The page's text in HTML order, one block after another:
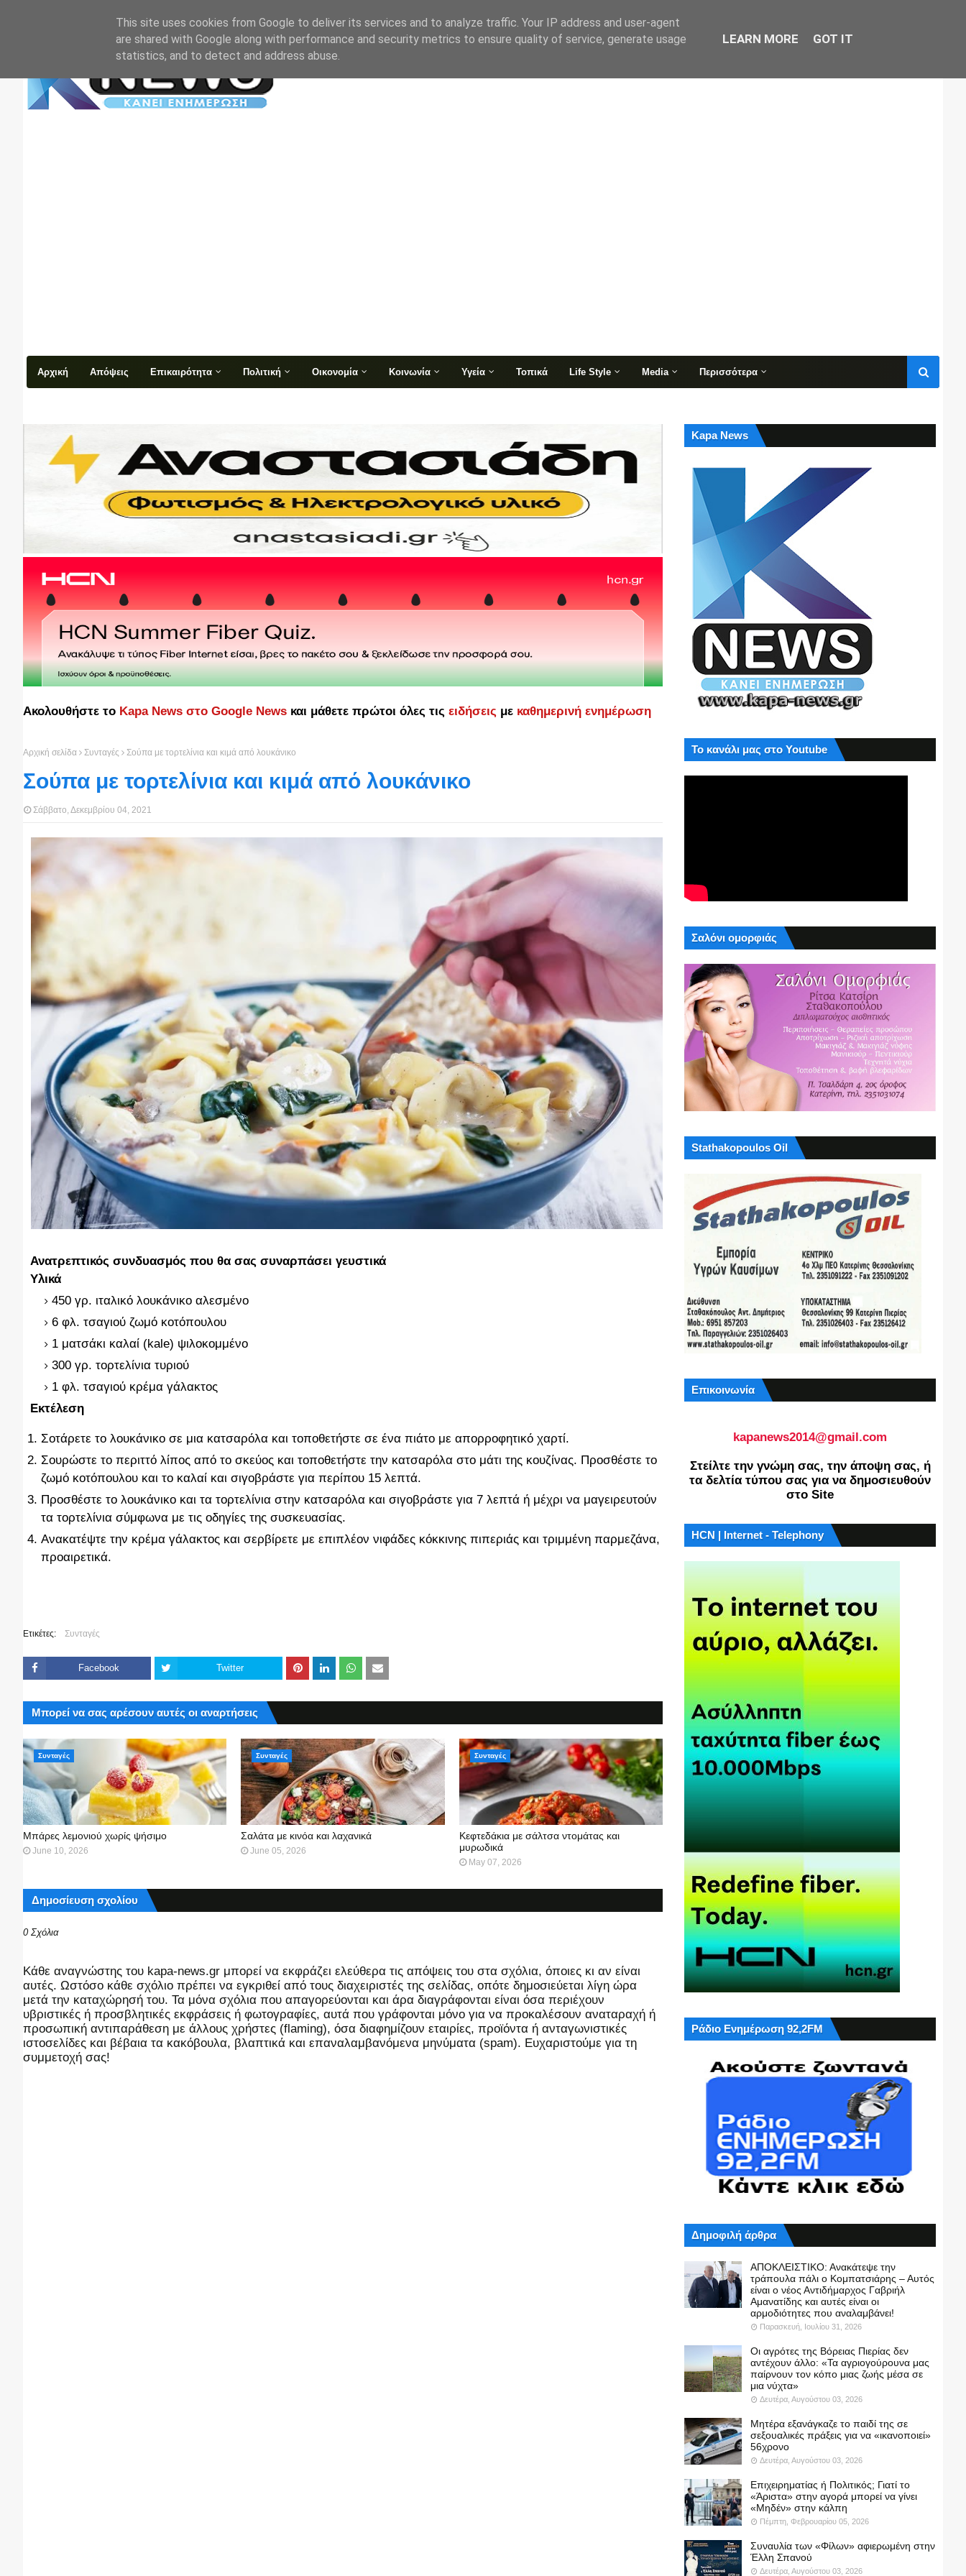
Αρχική Απόψεις Επικαιρότητα Πολιτική Οικονομία Κοινωνία Υγεία Τοπικά Life Style Media Περισσότερα
Ακολουθήστε το Kapa News στο Google News και μάθετε πρώτοι όλες τις ειδήσεις με καθημερινή ενημέρωση
Αρχική σελίδα Συνταγές Σούπα με τορτελίνια και κιμά από λουκάνικο
Σούπα με τορτελίνια και κιμά από λουκάνικο
Σάββατο, Δεκεμβρίου 04, 2021
Ανατρεπτικός συνδυασμός που θα σας συναρπάσει γευστικά
Υλικά
450 γρ. ιταλικό λουκάνικο αλεσμένο
6 φλ. τσαγιού ζωμό κοτόπουλου
1 ματσάκι καλαί (kale) ψιλοκομμένο
300 γρ. τορτελίνια τυριού
1 φλ. τσαγιού κρέμα γάλακτος
Εκτέλεση
Σοτάρετε το λουκάνικο σε μια κατσαρόλα και τοποθετήστε σε ένα πιάτο με απορροφητικό χαρτί.
Σουρώστε το περιττό λίπος από το σκεύος και τοποθετήστε την κατσαρόλα στο μάτι της κουζίνας. Προσθέστε το
ζωμό κοτόπουλου και το καλαί και σιγοβράστε για περίπου 15 λεπτά.
Προσθέστε το λουκάνικο και τα τορτελίνια στην κατσαρόλα και σιγοβράστε για 7 λεπτά ή μέχρι να μαγειρευτούν
τα τορτελίνια σύμφωνα με τις οδηγίες της συσκευασίας.
Ανακατέψτε την κρέμα γάλακτος και σερβίρετε με επιπλέον νιφάδες κόκκινης πιπεριάς και τριμμένη παρμεζάνα,
προαιρετικά.
Ετικέτες: Συνταγές
Facebook Twitter
Μπορεί να σας αρέσουν αυτές οι αναρτήσεις
Συνταγές
Μπάρες λεμονιού χωρίς ψήσιμο
June 10, 2026
Συνταγές
Σαλάτα με κινόα και λαχανικά
June 05, 2026
Συνταγές
Κεφτεδάκια με σάλτσα ντομάτας και
μυρωδικά
May 07, 2026
Δημοσίευση σχολίου
0 Σχόλια
Kάθε αναγνώστης του kapa-news.gr μπορεί να εκφράζει ελεύθερα τις απόψεις του στα σχόλια, όποιες κι αν είναι
αυτές. Ωστόσο κάθε σχόλιο πρέπει να εγκριθεί από τους διαχειριστές της σελίδας, οπότε δημοσιεύεται λίγη ώρα
μετά την καταχώρησή του. Τα μόνα σχόλια που απαγορεύονται και άρα διαγράφονται είναι όσα περιέχουν
υβριστικές ή προσβλητικές εκφράσεις ή φωτογραφίες, αυτά που γράφονται μόνο για να προκαλέσουν αναταραχή ή
προσωπική αντιπαράθεση με άλλους χρήστες (flaming), όσα διαφημίζουν εταιρίες, προϊόντα ή ανταγωνιστικές
ιστοσελίδες και βέβαια τα κακόβουλα, βλαπτικά και επαναλαμβανόμενα μηνύματα (spam). Ευχαριστούμε για τη
συμμετοχή σας!
Kapa News
Το κανάλι μας στο Youtube
Σαλόνι ομορφιάς
Stathakopoulos Oil
Επικοινωνία
kapanews2014@gmail.com
Στείλτε την γνώμη σας, την άποψη σας, ή
τα δελτία τύπου σας για να δημοσιευθούν
στο Site
HCN | Internet - Telephony
Ράδιο Ενημέρωση 92,2FM
Δημοφιλή άρθρα
ΑΠΟΚΛΕΙΣΤΙΚΟ: Ανακάτεψε την
τράπουλα πάλι ο Κομπατσιάρης – Αυτός
είναι ο νέος Αντιδήμαρχος Γαβριήλ
Αμανατίδης και αυτές είναι οι
αρμοδιότητες που αναλαμβάνει!
Παρασκευή, Ιουλίου 31, 2026
Οι αγρότες της Βόρειας Πιερίας δεν
αντέχουν άλλο: «Τα αγριογούρουνα μας
παίρνουν τον κόπο μιας ζωής μέσα σε
μια νύχτα»
Δευτέρα, Αυγούστου 03, 2026
Μητέρα εξανάγκαζε το παιδί της σε
σεξουαλικές πράξεις για να «ικανοποιεί»
56χρονο
Δευτέρα, Αυγούστου 03, 2026
Επιχειρηματίας ή Πολιτικός; Γιατί το
«Άριστα» στην αγορά μπορεί να γίνει
«Μηδέν» στην κάλπη
Πέμπτη, Φεβρουαρίου 05, 2026
Συναυλία των «Φίλων» αφιερωμένη στην
Έλλη Σπανού
Δευτέρα, Αυγούστου 03, 2026
This site uses cookies from Google to deliver its services and to analyze traffic. Your IP address and user-agent
are shared with Google along with performance and security metrics to ensure quality of service, generate usage
statistics, and to detect and address abuse.
LEARN MORE GOT IT